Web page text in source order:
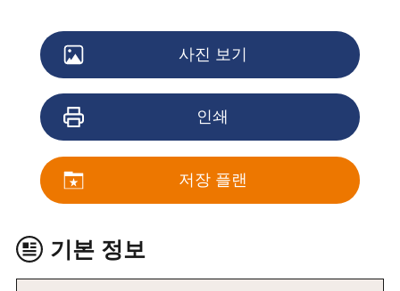
사진 보기
인쇄
저장 플랜
기본 정보